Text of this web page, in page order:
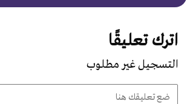
اترك تعليقًا
التسجيل غير مطلوب